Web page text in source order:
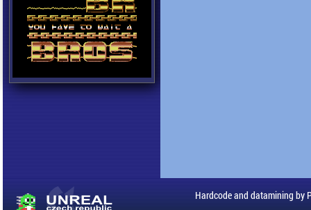
Hardcode and datamining by